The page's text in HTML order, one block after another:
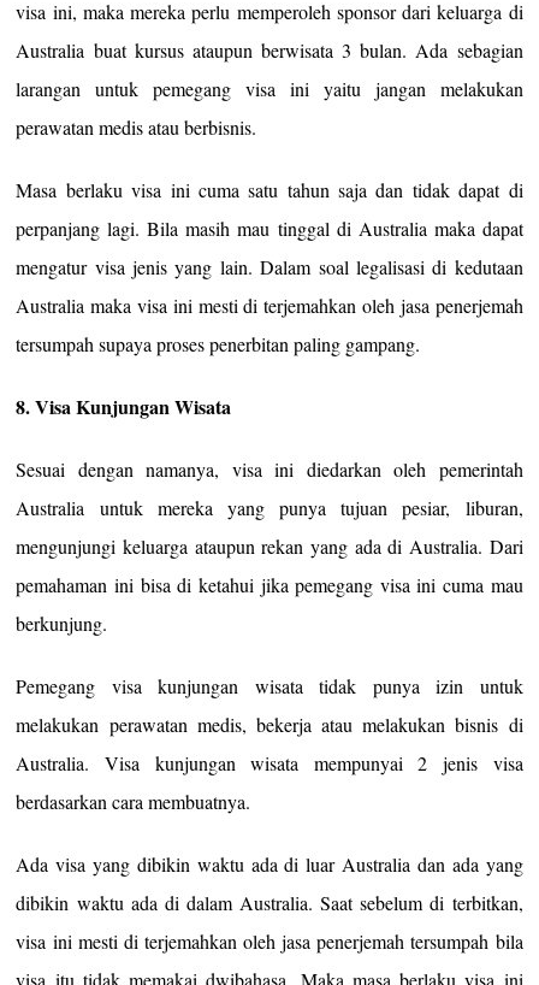
visa ini, maka mereka perlu memperoleh sponsor dari keluarga di
Australia buat kursus ataupun berwisata 3 bulan. Ada sebagian
larangan untuk pemegang visa ini yaitu jangan melakukan
perawatan medis atau berbisnis.
Masa berlaku visa ini cuma satu tahun saja dan tidak dapat di
perpanjang lagi. Bila masih mau tinggal di Australia maka dapat
mengatur visa jenis yang lain. Dalam soal legalisasi di kedutaan
Australia maka visa ini mesti di terjemahkan oleh jasa penerjemah
tersumpah supaya proses penerbitan paling gampang.
8. Visa Kunjungan Wisata
Sesuai dengan namanya, visa ini diedarkan oleh pemerintah
Australia untuk mereka yang punya tujuan pesiar, liburan,
mengunjungi keluarga ataupun rekan yang ada di Australia. Dari
pemahaman ini bisa di ketahui jika pemegang visa ini cuma mau
berkunjung.
Pemegang visa kunjungan wisata tidak punya izin untuk
melakukan perawatan medis, bekerja atau melakukan bisnis di
Australia. Visa kunjungan wisata mempunyai 2 jenis visa
berdasarkan cara membuatnya.
Ada visa yang dibikin waktu ada di luar Australia dan ada yang
dibikin waktu ada di dalam Australia. Saat sebelum di terbitkan,
visa ini mesti di terjemahkan oleh jasa penerjemah tersumpah bila
visa itu tidak memakai dwibahasa. Maka masa berlaku visa ini